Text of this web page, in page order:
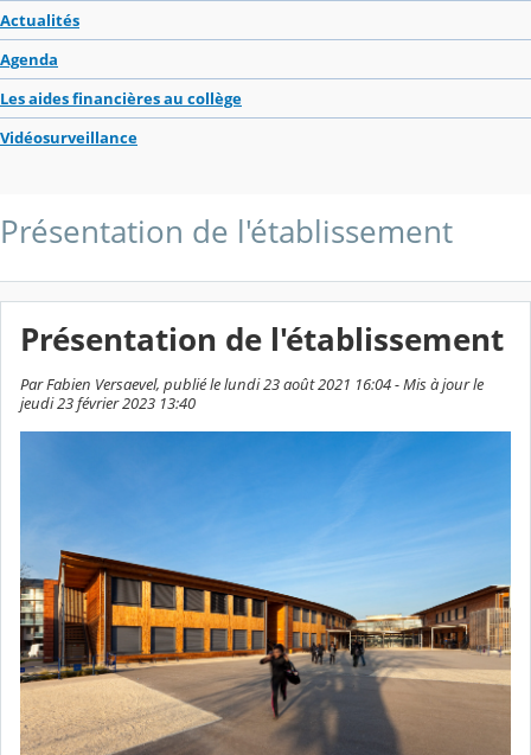
Actualités
Agenda
Les aides financières au collège
Vidéosurveillance
Présentation de l'établissement
Présentation de l'établissement
Par Fabien Versaevel, publié le lundi 23 août 2021 16:04 - Mis à jour le
jeudi 23 février 2023 13:40